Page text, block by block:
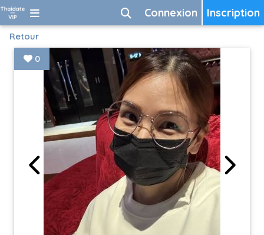
Inscription
Connexion
Retour
0